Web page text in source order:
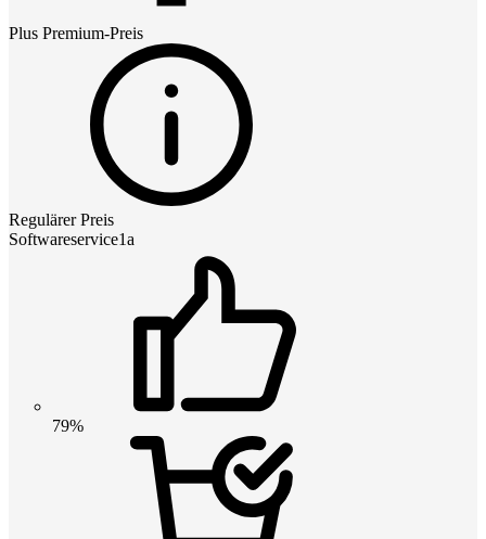
Plus Premium-Preis
Regulärer Preis
Softwareservice1a
79%